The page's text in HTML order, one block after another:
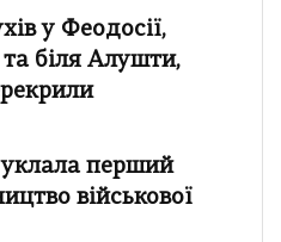
у Феодосії,
та біля Алушти,
перший
військової